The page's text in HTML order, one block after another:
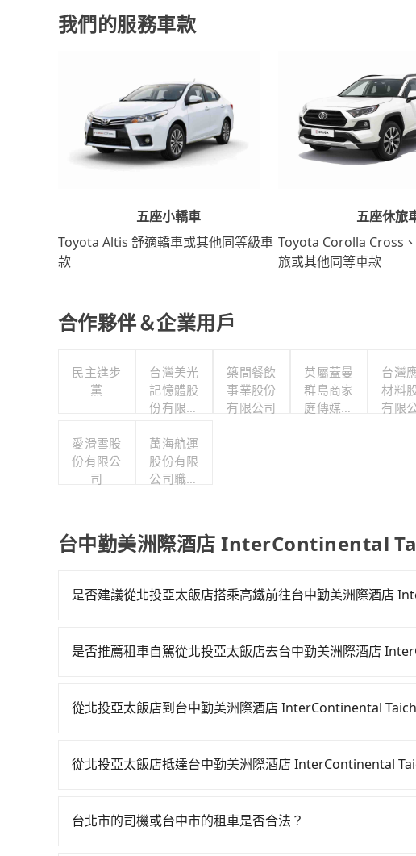
我們的服務車款
五座小轎車
Toyota Altis 舒適轎車或其他同等級車
款
五座休旅
Toyota Corolla Cross
旅或其他同等車款
合作夥伴＆企業用戶
民主進步
黨
台灣美光
記憶體股
份有限公
築間餐飲
事業股份
有限公司
英屬蓋曼
群島商家
庭傳媒股
台灣
材料
有限
愛滑雪股
份有限公
司
萬海航運
股份有限
公司職工
台中勤美洲際酒店 InterContinental
是否建議從北投亞太飯店搭乘高鐵前往台中勤美洲際酒店
從最早06:26一直到23:00，台北-台中一天最多有102班次
再用10分鐘出站、等待車站前排班的計程車，搭上小黃後
分鐘。選擇搭乘高鐵而不預約包車，不僅每人至少額外負
是否推薦租車自駕從北投亞太飯店去台中勤美洲際酒店
天就要來回，那在台北路邊可隨租隨借的iRent應該是你最
已將eTag和可能的每小時40元路邊停車費用預估進去，但
客遺留的垃圾或者撞凹的車門仍未被修理，每一次租車都好
從北投亞太飯店到台中勤美洲際酒店 InterContinental
到車，也可考慮打電話至北投亞太飯店附近的計程車隊，如
從北投亞太飯店抵達台中勤美洲際酒店 InterContinental
Taichung的途中可備註加點。每個加點位置，前後額外里
台北市的司機或台中市的租車是否合法？